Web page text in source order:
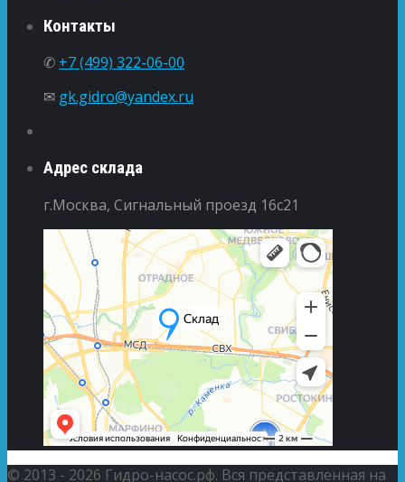
Контакты
✆ +7 (499) 322-06-00
✉ gk.gidro@yandex.ru
Адрес склада
г.Москва, Сигнальный проезд 16с21
© 2013 - 2026 Гидро-насос.рф. Вся представленная на